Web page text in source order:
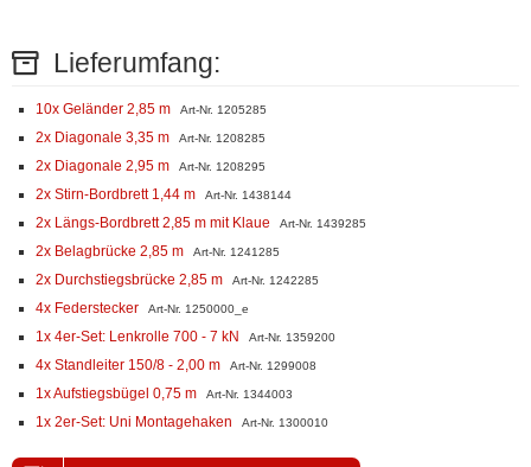
Lieferumfang:
10x Geländer 2,85 m Art-Nr. 1205285
2x Diagonale 3,35 m Art-Nr. 1208285
2x Diagonale 2,95 m Art-Nr. 1208295
2x Stirn-Bordbrett 1,44 m Art-Nr. 1438144
2x Längs-Bordbrett 2,85 m mit Klaue Art-Nr. 1439285
2x Belagbrücke 2,85 m Art-Nr. 1241285
2x Durchstiegsbrücke 2,85 m Art-Nr. 1242285
4x Federstecker Art-Nr. 1250000_e
1x 4er-Set: Lenkrolle 700 - 7 kN Art-Nr. 1359200
4x Standleiter 150/8 - 2,00 m Art-Nr. 1299008
1x Aufstiegsbügel 0,75 m Art-Nr. 1344003
1x 2er-Set: Uni Montagehaken Art-Nr. 1300010